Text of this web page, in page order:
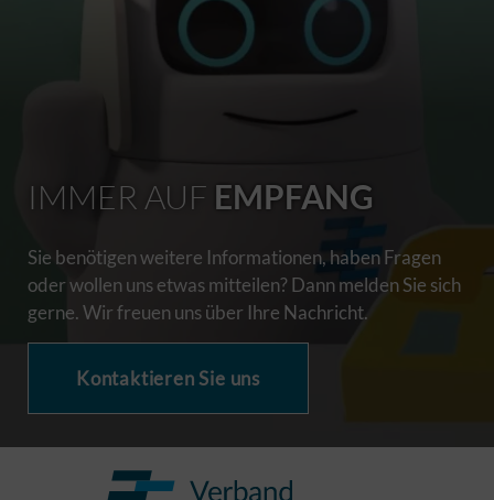
IMMER AUF EMPFANG
Sie benötigen weitere Informationen, haben Fragen
oder wollen uns etwas mitteilen? Dann melden Sie sich
gerne. Wir freuen uns über Ihre Nachricht.
Kontaktieren Sie uns